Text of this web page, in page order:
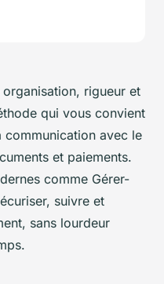
rigueur et
qui vous convient
avec le
et paiements.
comme Gérer-
suivre et
sans lourdeur